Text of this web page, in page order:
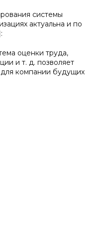
системы
актуальна и по
оценки труда,
и т. д. позволяет
компании будущих